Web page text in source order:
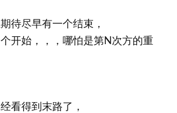
待尽早有一个结束，
开始，，，哪怕是第N次方的重
看得到末路了，